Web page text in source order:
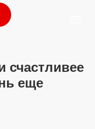
счастливее
еще